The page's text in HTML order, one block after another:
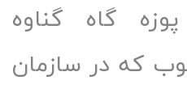
گاه گناوه
در سازمان